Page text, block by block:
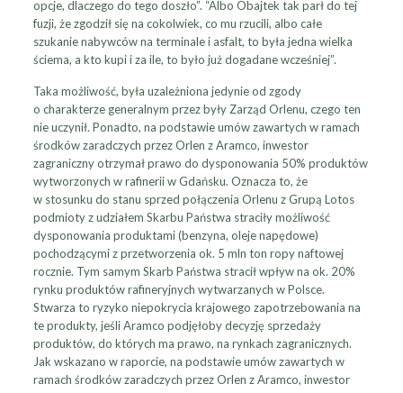
opcje, dlaczego do tego doszło”. “Albo Obajtek tak parł do tej
fuzji, że zgodził się na cokolwiek, co mu rzucili, albo całe
szukanie nabywców na terminale i asfalt, to była jedna wielka
ściema, a kto kupi i za ile, to było już dogadane wcześniej”.
Taka możliwość, była uzależniona jedynie od zgody
o charakterze generalnym przez były Zarząd Orlenu, czego ten
nie uczynił. Ponadto, na podstawie umów zawartych w ramach
środków zaradczych przez Orlen z Aramco, inwestor
zagraniczny otrzymał prawo do dysponowania 50% produktów
wytworzonych w rafinerii w Gdańsku. Oznacza to, że
w stosunku do stanu sprzed połączenia Orlenu z Grupą Lotos
podmioty z udziałem Skarbu Państwa straciły możliwość
dysponowania produktami (benzyna, oleje napędowe)
pochodzącymi z przetworzenia ok. 5 mln ton ropy naftowej
rocznie. Tym samym Skarb Państwa stracił wpływ na ok. 20%
rynku produktów rafineryjnych wytwarzanych w Polsce.
Stwarza to ryzyko niepokrycia krajowego zapotrzebowania na
te produkty, jeśli Aramco podjęłoby decyzję sprzedaży
produktów, do których ma prawo, na rynkach zagranicznych.
Jak wskazano w raporcie, na podstawie umów zawartych w
ramach środków zaradczych przez Orlen z Aramco, inwestor